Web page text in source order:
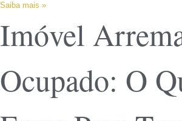
Saiba mais »
Imóvel
Ocupado: O